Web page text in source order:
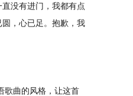
没有进门，我都有点
，心已足。抱歉，我
歌曲的风格，让这首